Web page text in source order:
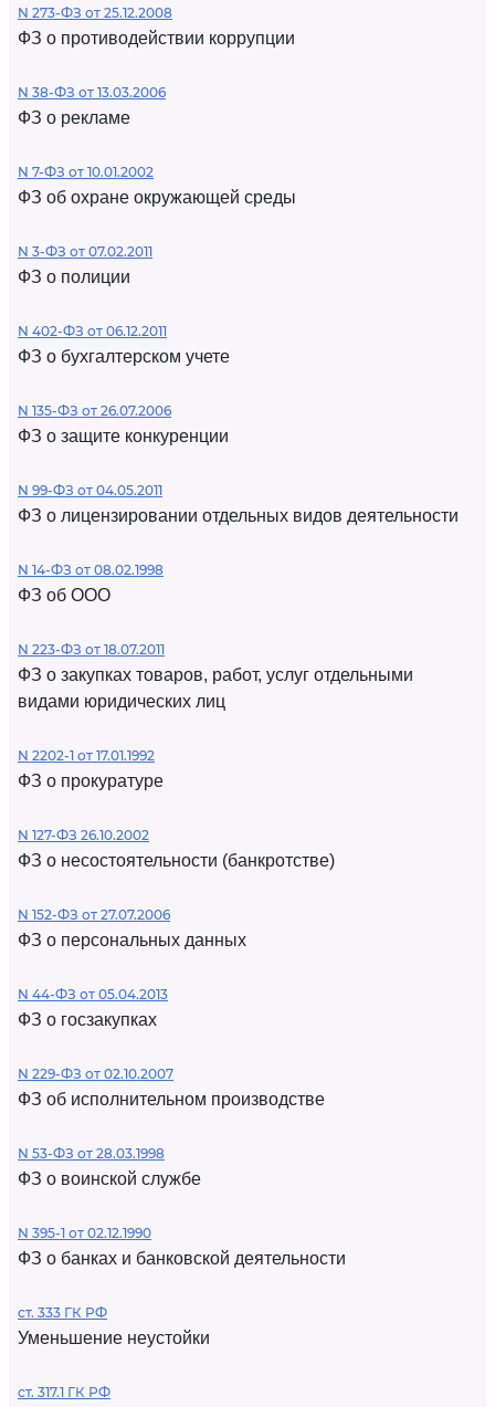
N 273-ФЗ от 25.12.2008
ФЗ о противодействии коррупции
N 38-ФЗ от 13.03.2006
ФЗ о рекламе
N 7-ФЗ от 10.01.2002
ФЗ об охране окружающей среды
N 3-ФЗ от 07.02.2011
ФЗ о полиции
N 402-ФЗ от 06.12.2011
ФЗ о бухгалтерском учете
N 135-ФЗ от 26.07.2006
ФЗ о защите конкуренции
N 99-ФЗ от 04.05.2011
ФЗ о лицензировании отдельных видов деятельности
N 14-ФЗ от 08.02.1998
ФЗ об ООО
N 223-ФЗ от 18.07.2011
ФЗ о закупках товаров, работ, услуг отдельными
видами юридических лиц
N 2202-1 от 17.01.1992
ФЗ о прокуратуре
N 127-ФЗ 26.10.2002
ФЗ о несостоятельности (банкротстве)
N 152-ФЗ от 27.07.2006
ФЗ о персональных данных
N 44-ФЗ от 05.04.2013
ФЗ о госзакупках
N 229-ФЗ от 02.10.2007
ФЗ об исполнительном производстве
N 53-ФЗ от 28.03.1998
ФЗ о воинской службе
N 395-1 от 02.12.1990
ФЗ о банках и банковской деятельности
ст. 333 ГК РФ
Уменьшение неустойки
ст. 317.1 ГК РФ